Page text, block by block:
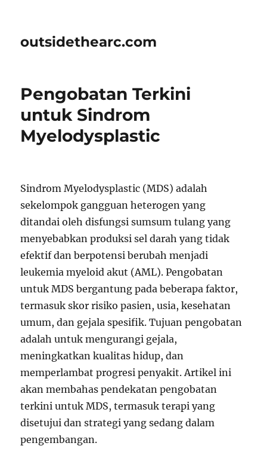
outsidethearc.com
Pengobatan Terkini
untuk Sindrom
Myelodysplastic
Sindrom Myelodysplastic (MDS) adalah
sekelompok gangguan heterogen yang
ditandai oleh disfungsi sumsum tulang yang
menyebabkan produksi sel darah yang tidak
efektif dan berpotensi berubah menjadi
leukemia myeloid akut (AML). Pengobatan
untuk MDS bergantung pada beberapa faktor,
termasuk skor risiko pasien, usia, kesehatan
umum, dan gejala spesifik. Tujuan pengobatan
adalah untuk mengurangi gejala,
meningkatkan kualitas hidup, dan
memperlambat progresi penyakit. Artikel ini
akan membahas pendekatan pengobatan
terkini untuk MDS, termasuk terapi yang
disetujui dan strategi yang sedang dalam
pengembangan.